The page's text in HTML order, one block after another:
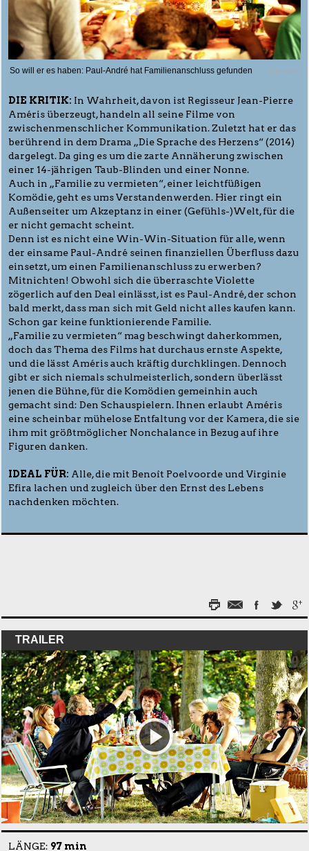
So will er es haben: Paul-André hat Familienanschluss gefunden © Polyfilm
DIE KRITIK: In Wahrheit, davon ist Regisseur Jean-Pierre
Améris überzeugt, handeln all seine Filme von
zwischenmenschlicher Kommunikation. Zuletzt hat er das
berührend in dem Drama „Die Sprache des Herzens“ (2014)
dargelegt. Da ging es um die zarte Annäherung zwischen
einer 14-jährigen Taub-Blinden und einer Nonne.
Auch in „Familie zu vermieten“, einer leichtfüßigen
Komödie, geht es ums Verstandenwerden. Hier ringt ein
Außenseiter um Akzeptanz in einer (Gefühls-)Welt, für die
er nicht gemacht scheint.
Denn ist es nicht eine Win-Win-Situation für alle, wenn
der einsame Paul-André seinen finanziellen Überfluss dazu
einsetzt, um einen Familienanschluss zu erwerben?
Mitnichten! Obwohl sich die überraschte Violette
zögerlich auf den Deal einlässt, ist es Paul-André, der schon
bald merkt, dass man sich mit Geld nicht alles kaufen kann.
Schon gar keine funktionierende Familie.
„Familie zu vermieten“ mag beschwingt daherkommen,
doch das Thema des Films hat durchaus ernste Aspekte,
und die lässt Améris auch kräftig durchklingen. Dennoch
gibt er sich niemals schulmeisterlich, sondern überlässt
jenen die Bühne, für die Komödien gemeinhin auch
gemacht sind: Den Schauspielern. Ihnen erlaubt Améris
eine scheinbar mühelose Entfaltung vor der Kamera, die sie
ihm mit größtmöglicher Nonchalance in Bezug auf ihre
Figuren danken.
IDEAL FÜR: Alle, die mit Benoît Poelvoorde und Virginie
Efira lachen und zugleich über den Ernst des Lebens
nachdenken möchten.
TRAILER
LÄNGE: 97 min